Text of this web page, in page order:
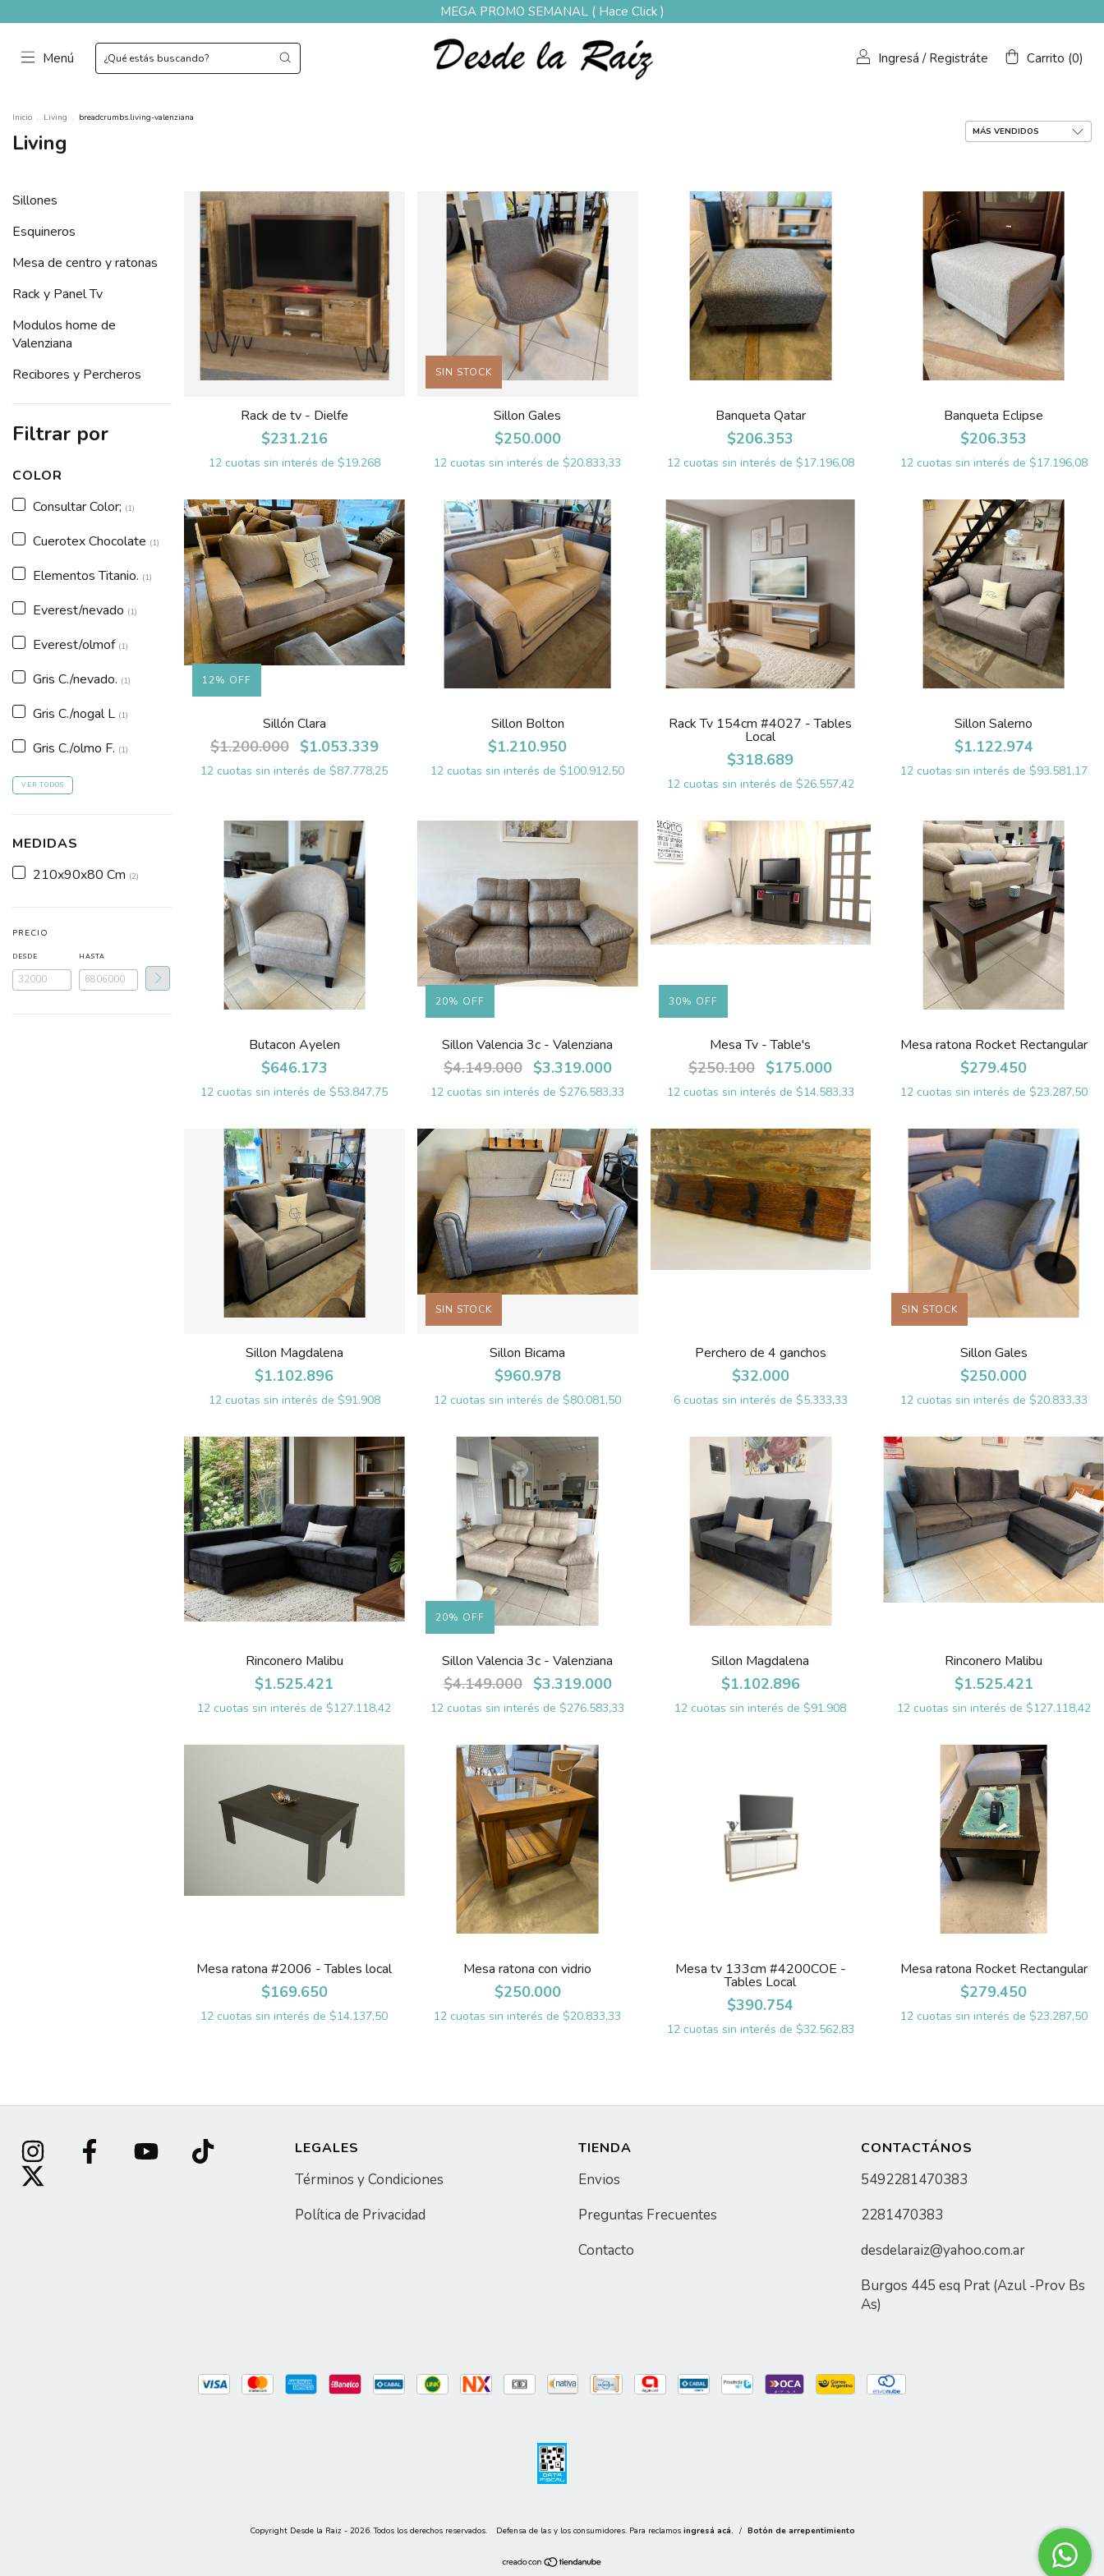
MEGA PROMO SEMANAL ( Hace Click )
Menú Ingresá / Registráte Carrito (0)
Inicio . Living . breadcrumbs.living-valenziana
Living
Sillones
Esquineros
Mesa de centro y ratonas
Rack y Panel Tv
Modulos home de
Valenziana
Recibores y Percheros
Filtrar por
COLOR
Consultar Color; (1)
Cuerotex Chocolate (1)
Elementos Titanio. (1)
Everest/nevado (1)
Everest/olmof (1)
Gris C./nevado. (1)
Gris C./nogal L (1)
Gris C./olmo F. (1)
VER TODOS
MEDIDAS
210x90x80 Cm (2)
PRECIO
DESDE HASTA
Rack de tv - Dielfe
$231.216
12 cuotas sin interés de $19.268
SIN STOCK
Sillon Gales
$250.000
12 cuotas sin interés de$20.833,33
Banqueta Qatar
$206.353
12 cuotas sin interés de $17.196,08
Banqueta Eclipse
$206.353
12 cuotas sin interés de $17.196,08
12% OFF
Sillón Clara
$1.200.000 $1.053.339
12 cuotas sin interés de$87.778,25
Sillon Bolton
$1.210.950
12 cuotas sin interés de$100.912,50
Rack Tv 154cm #4027 - Tables
Local
$318.689
12 cuotas sin interés de $26.557,42
Sillon Salerno
$1.122.974
12 cuotas sin interés de $93.581,17
Butacon Ayelen
$646.173
12 cuotas sin interés de$53.847,75
20% OFF
Sillon Valencia 3c - Valenziana
$4.149.000 $3.319.000
12 cuotas sin interés de$276.583,33
30% OFF
Mesa Tv - Table's
$250.100 $175.000
12 cuotas sin interés de $14.583,33
Mesa ratona Rocket Rectangular
$279.450
12 cuotas sin interés de $23.287,50
Sillon Magdalena
$1.102.896
12 cuotas sin interés de $91.908
SIN STOCK
Sillon Bicama
$960.978
12 cuotas sin interés de$80.081,50
Perchero de 4 ganchos
$32.000
6 cuotas sin interés de $5.333,33
SIN STOCK
Sillon Gales
$250.000
12 cuotas sin interés de $20.833,33
Rinconero Malibu
$1.525.421
12 cuotas sin interés de$127.118,42
20% OFF
Sillon Valencia 3c - Valenziana
$4.149.000 $3.319.000
12 cuotas sin interés de$276.583,33
Sillon Magdalena
$1.102.896
12 cuotas sin interés de$91.908
Rinconero Malibu
$1.525.421
12 cuotas sin interés de $127.118,42
Mesa ratona #2006 - Tables local
$169.650
12 cuotas sin interés de$14.137,50
Mesa ratona con vidrio
$250.000
12 cuotas sin interés de$20.833,33
Mesa tv 133cm #4200COE -
Tables Local
$390.754
12 cuotas sin interés de $32.562,83
Mesa ratona Rocket Rectangular
$279.450
12 cuotas sin interés de $23.287,50
LEGALES
Términos y Condiciones
Política de Privacidad
TIENDA
Envios
Preguntas Frecuentes
Contacto
CONTACTÁNOS
5492281470383
2281470383
desdelaraiz@yahoo.com.ar
Burgos 445 esq Prat (Azul -Prov Bs
As)
Copyright Desde la Raiz - 2026. Todos los derechos reservados. Defensa de las y los consumidores. Para reclamos ingresá acá. / Botón de arrepentimiento